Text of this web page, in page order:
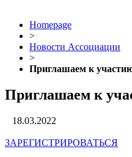
Homepage
>
Новости Ассоциации
>
Приглашаем к
Приглашаем к
18.03.2022
ЗАРЕГИСТРИРОВАТЬСЯ